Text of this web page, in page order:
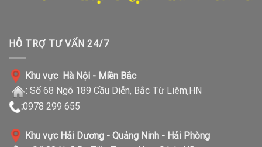
HỖ TRỢ TƯ VẤN 24/7
Khu vực Hà Nội - Miền Bắc
: Số 68 Ngõ 189 Cầu Diễn, Bắc Từ Liêm,HN
:0978 299 655
Khu vực Hải Dương - Quảng Ninh - Hải Phòng